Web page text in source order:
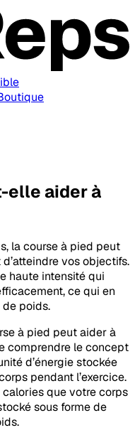
elle aider à
la course à pied peut
vos objectifs.
haute intensité qui
ce qui en
poids.
à pied peut aider à
comprendre le concept
d’énergie stockée
pendant l’exercice.
que votre corps
sous forme de